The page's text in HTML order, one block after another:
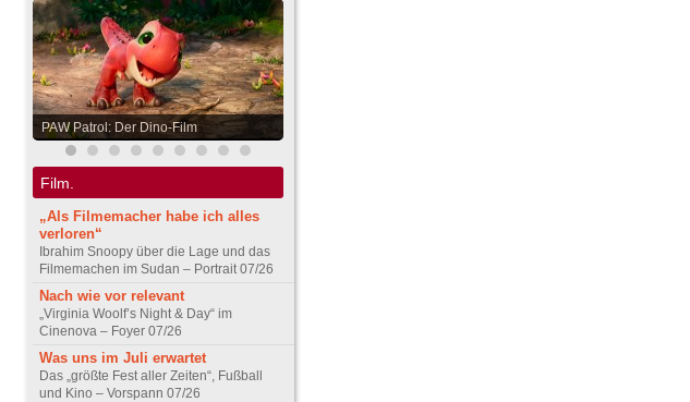
PAW Patrol: Der Dino-Film
Film.
„Als Filmemacher habe ich alles
verloren“
Ibrahim Snoopy über die Lage und das
Filmemachen im Sudan – Portrait 07/26
Nach wie vor relevant
„Virginia Woolf’s Night & Day“ im
Cinenova – Foyer 07/26
Was uns im Juli erwartet
Das „größte Fest aller Zeiten“, Fußball
und Kino – Vorspann 07/26